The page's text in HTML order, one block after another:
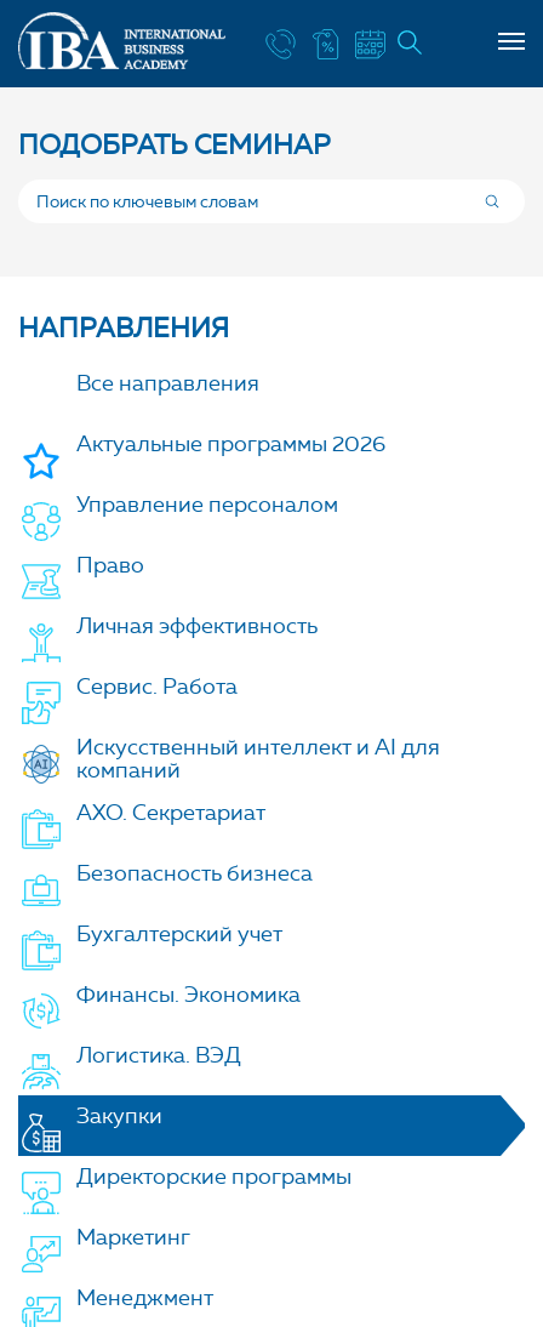
ПОДОБРАТЬ СЕМИНАР
НАПРАВЛЕНИЯ
Все направления
Актуальные программы 2026
Управление персоналом
Право
Личная эффективность
Сервис. Работа
Искусственный интеллект и AI для
компаний
АХО. Секретариат
Безопасность бизнеса
Бухгалтерский учет
Финансы. Экономика
Логистика. ВЭД
Закупки
Директорские программы
Маркетинг
Менеджмент